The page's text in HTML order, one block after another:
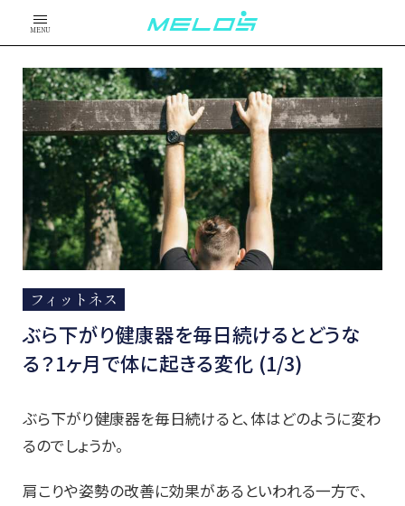
MENU
フィットネス
ぶら下がり健康器を毎日続けるとどうな
る？1ヶ月で体に起きる変化 (1/3)
ぶら下がり健康器を毎日続けると、体はどのように変わ
るのでしょうか。
肩こりや姿勢の改善に効果があるといわれる一方で、